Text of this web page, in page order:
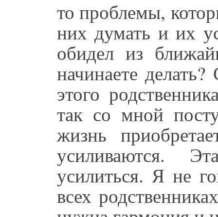
то проблемы,
них думать и их
обидел из
начинаете
этого
так со мной
жизнь
усиливаются.
усилиться. Я не
всех